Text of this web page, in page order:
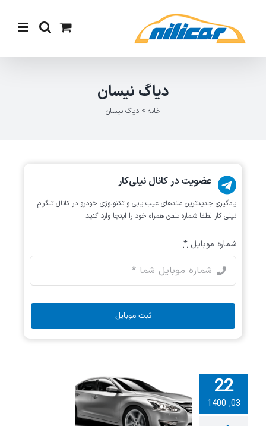
content
دیاگ نیسان
خانه >دیاگ نیسان
22
03, 1400
یابی
با دیاگ
عضویت در کانال نیلی‌کار
یادگیری جدیدترین متد‌های عیب یابی‌ و تکنولوژی خودرو در کانال تلگرام
نیلی کار لطفا شماره تلفن همراه خود را اینجا وارد کنید
شماره موبایل *
ثبت موبایل